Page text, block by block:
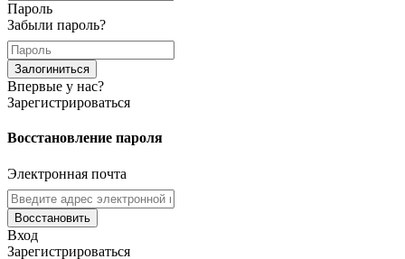
Пароль
Забыли пароль?
Залогиниться
Впервые у нас?
Зарегистрироваться
Восстановление пароля
Электронная почта
Восстановить
Вход
Зарегистрироваться